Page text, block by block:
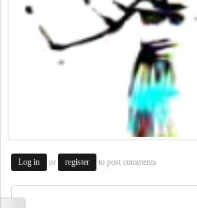
Log in or register to post comments
USER LOGIN